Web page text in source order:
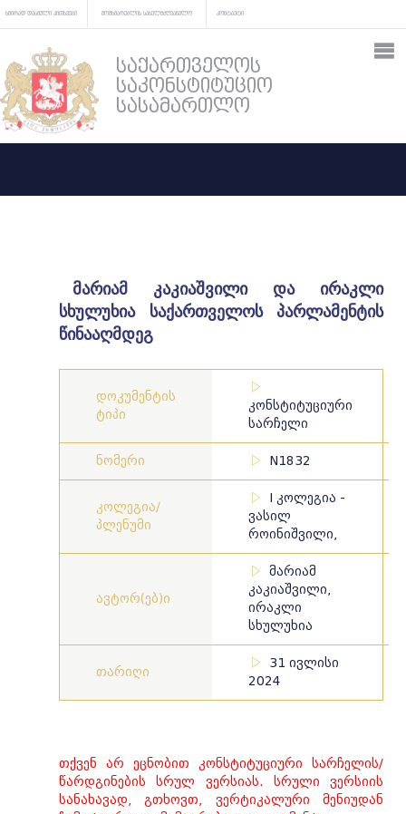
ხშირად დასმული კითხვები მომხმარებლის სახელმძღვანელო კონტაქტი
საქართველოს
საკონსტიტუციო
სასამართლო
მარიამ კაკიაშვილი და ირაკლი
სხულუხია საქართველოს პარლამენტის
წინააღმდეგ
დოკუმენტის
ტიპი
კონსტიტუციური
სარჩელი
ნომერი N1832
კოლეგია/
პლენუმი
I კოლეგია -
ვასილ
როინიშვილი,
ავტორ(ებ)ი
მარიამ
კაკიაშვილი,
ირაკლი
სხულუხია
თარიღი
31 ივლისი
2024
თქვენ არ ეცნობით კონსტიტუციური სარჩელის/
წარდგინების სრულ ვერსიას. სრული ვერსიის
სანახავად, გთხოვთ, ვერტიკალური მენიუდან